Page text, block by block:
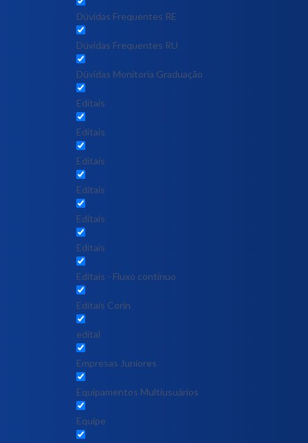
Dúvidas Frequentes RE
Dúvidas Frequentes RU
Dúvidas Monitoria Graduação
Editais
Editais
Editais
Editais
Editais
Editais
Editais - Fluxo contínuo
Editais Corin
edital
Empresas Juniores
Equipamentos Multiusuários
Equipe